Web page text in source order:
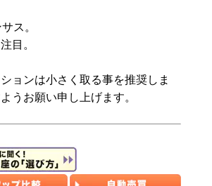
ス。
目。
ョンは小さく取る事を推奨しま
うお願い申し上げます。